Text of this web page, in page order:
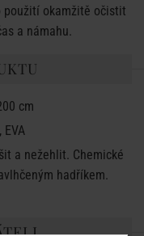
použití okamžitě očistit
a námahu.
cm
a nežehlit. Chemické
hadříkem.